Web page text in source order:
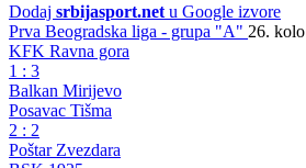
Dodaj srbijasport.net u Google izvore
Prva Beogradska liga - grupa "A" 26. kolo
KFK Ravna gora
1 : 3
Balkan Mirijevo
Posavac Tišma
2 : 2
Poštar Zvezdara